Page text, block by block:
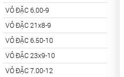
VỎ ĐẶC 6.00-9
VỎ ĐẶC 21x8-9
VỎ ĐẶC 6.50-10
VỎ ĐẶC 23x9-10
VỎ ĐẶC 7.00-12